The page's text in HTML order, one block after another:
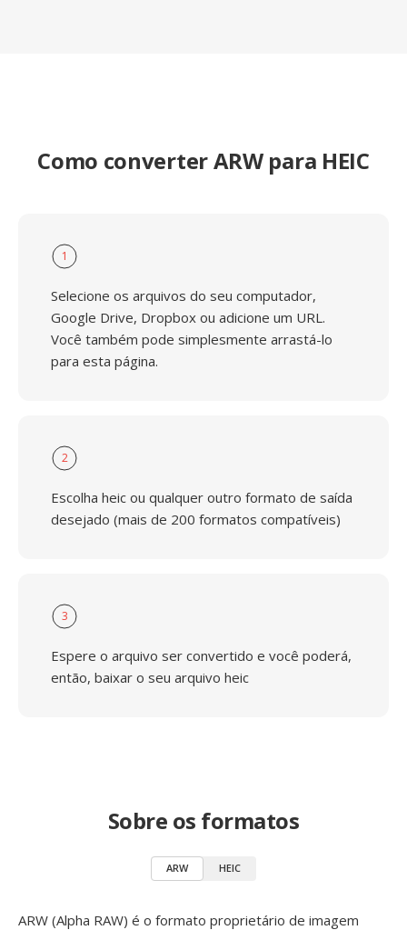
Como converter ARW para HEIC
1
Selecione os arquivos do seu computador,
Google Drive, Dropbox ou adicione um URL.
Você também pode simplesmente arrastá-lo
para esta página.
2
Escolha heic ou qualquer outro formato de saída
desejado (mais de 200 formatos compatíveis)
3
Espere o arquivo ser convertido e você poderá,
então, baixar o seu arquivo heic
Sobre os formatos
ARW HEIC
ARW (Alpha RAW) é o formato proprietário de imagem